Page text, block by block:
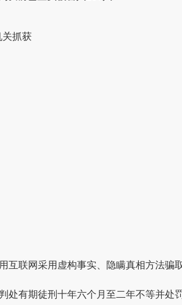
关抓获
互联网采用虚构事实、 隐瞒真相方法骗
判处有期徒刑十年六个月至二年不等并处